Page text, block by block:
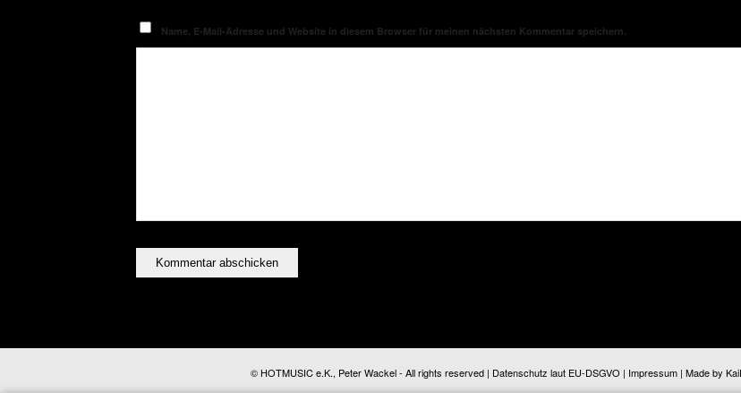
Name, E-Mail-Adresse und Website in diesem Browser für meinen nächsten Kommentar speichern.
© HOTMUSIC e.K., Peter Wackel - All rights reserved | Datenschutz laut EU-DSGVO | Impressum| Made by